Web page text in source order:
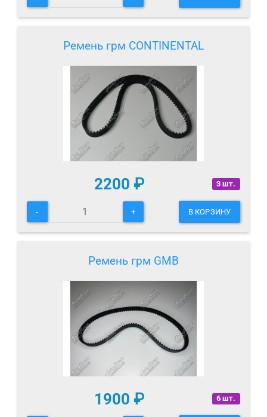
Ремень грм CONTINENTAL
3 шт.
2200 ₽
- + В КОРЗИНУ
Ремень грм GMB
6 шт.
1900 ₽